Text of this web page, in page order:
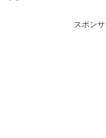
スポン